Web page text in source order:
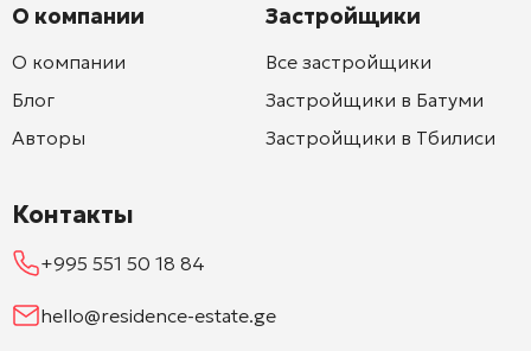
О компании
О компании
Блог
Авторы
Застройщики
Все застройщики
Застройщики в Батуми
Застройщики в Тбилиси
Контакты
+995 551 50 18 84
hello@residence-estate.ge